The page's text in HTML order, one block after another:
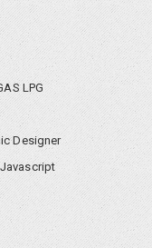
LPG
Designer